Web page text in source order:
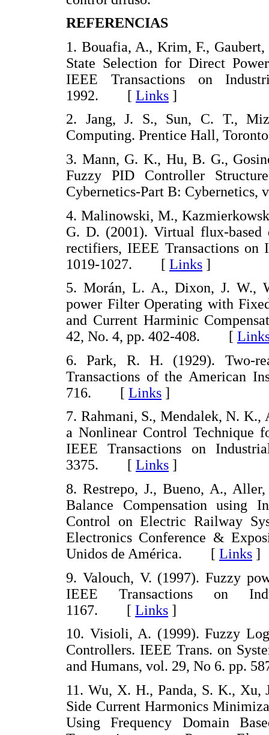
REFERENCIAS
1. Bouafia, A., Krim, F.,
State Selection for Direct
IEEE Transactions on
1992. [ Links ]
2. Jang, J. S., Sun, C. T.,
Computing. Prentice Hall,
3. Mann, G. K., Hu, B. G.,
Fuzzy PID Controller
Cybernetics-Part B:
4. Malinowski, M.,
G. D. (2001). Virtual flux-based
rectifiers, IEEE Transactions
1019-1027. [ Links ]
5. Morán, L. A., Dixon, J. W.,
power Filter Operating with
and Current Harminic
42, No. 4, pp. 402-408. [
6. Park, R. H. (1929). Two-
Transactions of the American
716. [ Links ]
7. Rahmani, S., Mendalek, N.
a Nonlinear Control Technique
IEEE Transactions on
3375. [ Links ]
8. Restrepo, J., Bueno, A.,
Balance Compensation using
Control on Electric Railway
Electronics Conference &
Unidos de América. [ Links ]
9. Valouch, V. (1997). Fuzzy
IEEE Transactions on
1167. [ Links ]
10. Visioli, A. (1999). Fuzzy
Controllers. IEEE Trans. on
and Humans, vol. 29, No 6.
11. Wu, X. H., Panda, S. K.,
Side Current Harmonics
Using Frequency Domain